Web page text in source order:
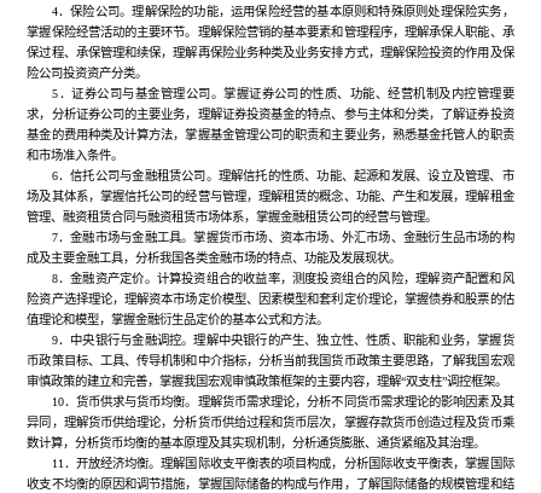
4．保险公司。理解保险的功能，运用保险经营的基本原则和特殊原则处理保险实务，
掌握保险经营活动的主要环节。理解保险营销的基本要素和管理程序，理解承保人职能、承
保过程、承保管理和续保，理解再保险业务种类及业务安排方式，理解保险投资的作用及保
险公司投资资产分类。
5．证券公司与基金管理公司。掌握证券公司的性质、功能、经营机制及内控管理要
求，分析证券公司的主要业务，理解证券投资基金的特点、参与主体和分类，了解证券投资
基金的费用种类及计算方法，掌握基金管理公司的职责和主要业务，熟悉基金托管人的职责
和市场准入条件。
6．信托公司与金融租赁公司。理解信托的性质、功能、起源和发展、设立及管理、市
场及其体系，掌握信托公司的经营与管理，理解租赁的概念、功能、产生和发展，理解租金
管理、融资租赁合同与融资租赁市场体系，掌握金融租赁公司的经营与管理。
7．金融市场与金融工具。掌握货币市场、资本市场、外汇市场、金融衍生品市场的构
成及主要金融工具，分析我国各类金融市场的特点、功能及发展现状。
8．金融资产定价。计算投资组合的收益率，测度投资组合的风险，理解资产配置和风
险资产选择理论，理解资本市场定价模型、因素模型和套利定价理论，掌握债券和股票的估
值理论和模型，掌握金融衍生品定价的基本公式和方法。
9．中央银行与金融调控。理解中央银行的产生、独立性、性质、职能和业务，掌握货
币政策目标、工具、传导机制和中介指标，分析当前我国货币政策主要思路，了解我国宏观
审慎政策的建立和完善，掌握我国宏观审慎政策框架的主要内容，理解“双支柱”调控框架。
10．货币供求与货币均衡。理解货币需求理论，分析不同货币需求理论的影响因素及其
异同，理解货币供给理论，分析货币供给过程和货币层次，掌握存款货币创造过程及货币乘
数计算，分析货币均衡的基本原理及其实现机制，分析通货膨胀、通货紧缩及其治理。
11．开放经济均衡。理解国际收支平衡表的项目构成，分析国际收支平衡表，掌握国际
收支不均衡的原因和调节措施，掌握国际储备的构成与作用，了解国际储备的规模管理和结